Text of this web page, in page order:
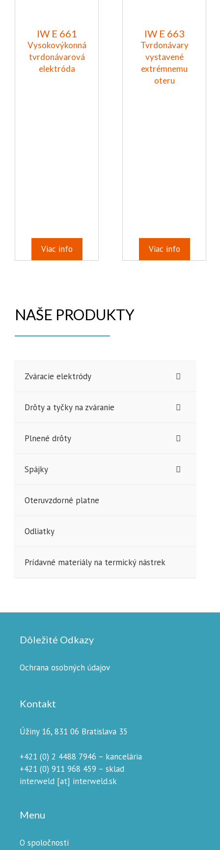
IW E 661
Vysokovýkonná
tvrdonávarová
elektróda
Viac info
IW E 663
Tvrdonávary
vystavené
extrémnemu
oteru
Viac info
NAŠE PRODUKTY
Zváracie elektródy
Drôty a tyčky na zváranie
Plnené drôty
Spájky
Oteruvzdorné platne
Odliatky
Prídavné materiály na termický nástrek
Dôležité Odkazy
Ochrana osobných údajov
Kontakt
Úžiny 16, 831 06 Bratislava 35
+421 (0) 2 4488 7946 – kancelária
+421 (0) 911 968 459 – sklad
interweld [at] interweld.sk
Menu
O spoločnosti